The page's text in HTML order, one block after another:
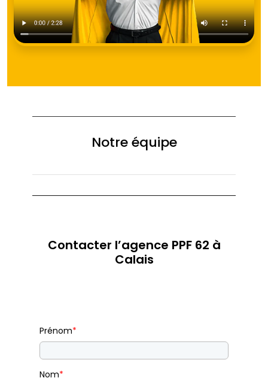
Notre équipe
Contacter l’agence PPF 62 à
Calais
Prénom*
Nom*